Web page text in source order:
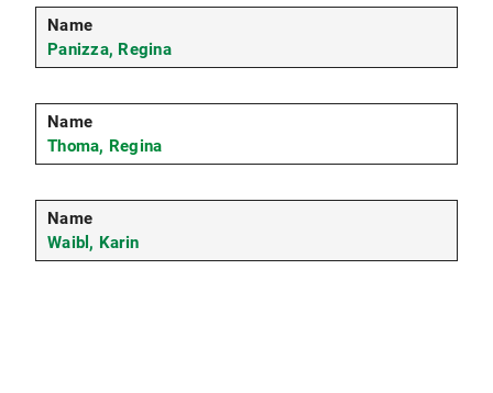
Panizza, Regina
Thoma, Regina
Waibl, Karin